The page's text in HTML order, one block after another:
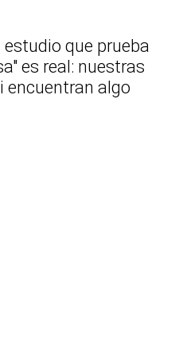
que prueba
es real: nuestras
encuentran algo